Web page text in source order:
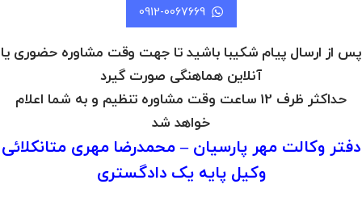
0912-0067669
پس از ارسال پیام شکیبا باشید تا جهت وقت مشاوره حضوری یا
آنلاین هماهنگی صورت گیرد
حداکثر ظرف 12 ساعت وقت مشاوره تنظیم و به شما اعلام
خواهد شد
دفتر وکالت مهر پارسیان – محمدرضا مهری متانکلائی
وکیل پایه یک دادگستری